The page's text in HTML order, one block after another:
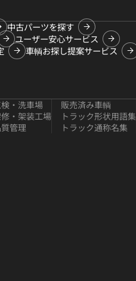
中古パーツを探す
ユーザー安心サービス
車輌お探し提案サービス
検・洗車場
修・架装工場
管理
販売済み車輌
トラック形状用語集
トラック通称名集